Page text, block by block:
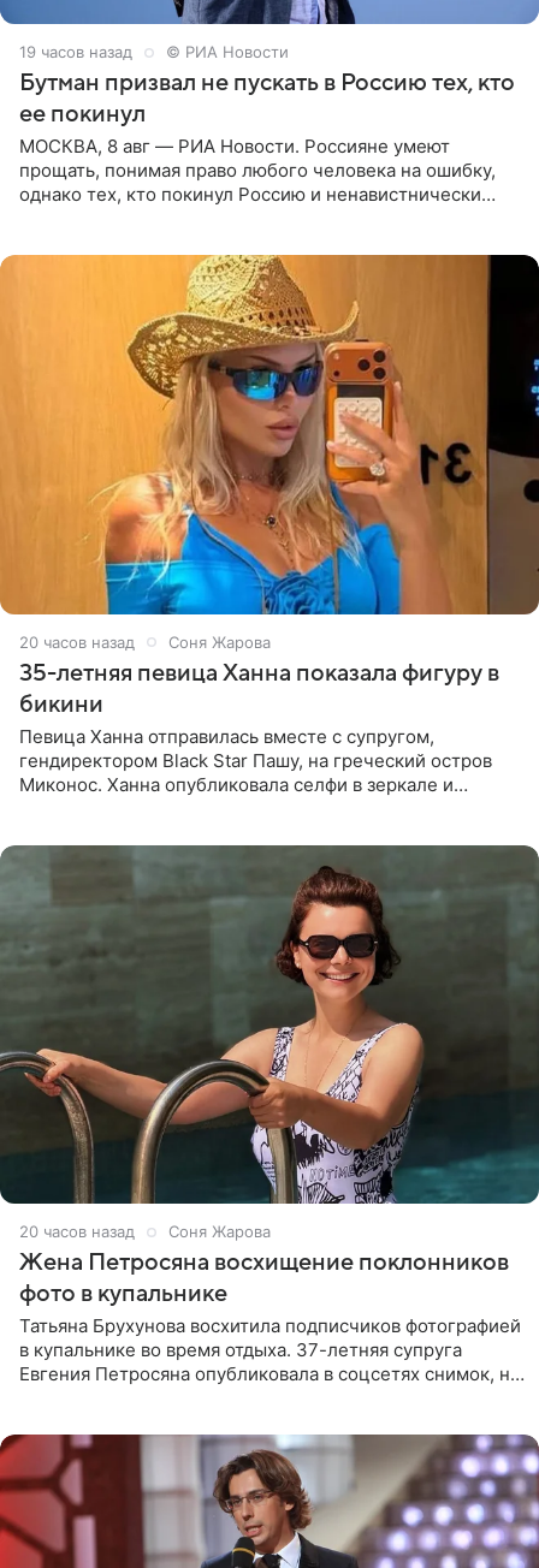
19 часов назад © РИА Новости
Бутман призвал не пускать в Россию тех, кто
ее покинул
МОСКВА, 8 авг — РИА Новости. Россияне умеют
прощать, понимая право любого человека на ошибку,
однако тех, кто покинул Россию и ненавистнически
20 часов назад Соня Жарова
35-летняя певица Ханна показала фигуру в
бикини
Певица Ханна отправилась вместе с супругом,
гендиректором Black Star Пашу, на греческий остров
Миконос. Ханна опубликовала селфи в зеркале и
20 часов назад Соня Жарова
Жена Петросяна восхищение поклонников
фото в купальнике
Татьяна Брухунова восхитила подписчиков фотографией
в купальнике во время отдыха. 37-летняя супруга
Евгения Петросяна опубликовала в соцсетях снимок, на